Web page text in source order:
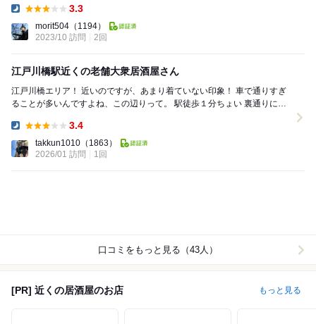
3.3
morit504 （1194）
2023/10 訪問
2回
江戸川橋駅近くの老舗大衆居酒屋さん
江戸川橋エリア！ 近いのですが、あまり着ていない印象！ 車で通りすぎ
ることが多いんですよね、この辺りって。 駅徒歩１分ちょい 裏通りにあ
3.4
takkun1010 （1863）
2026/01 訪問
1回
口コミをもっと見る（43人）
[PR] 近くの居酒屋のお店 もっと見る